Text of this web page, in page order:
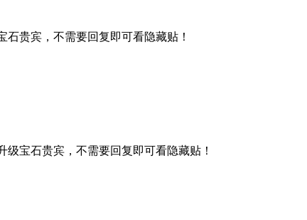
贵宾，不需要回复即可看隐藏贴！
宝石贵宾，不需要回复即可看隐藏贴！